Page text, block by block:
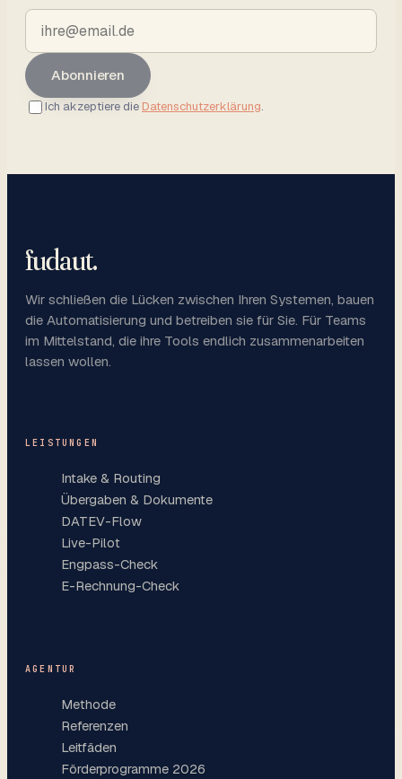
Abonnieren
Ich akzeptiere die Datenschutzerklärung.
fudaut.
Wir schließen die Lücken zwischen Ihren Systemen, bauen
die Automatisierung und betreiben sie für Sie. Für Teams
im Mittelstand, die ihre Tools endlich zusammenarbeiten
lassen wollen.
LEISTUNGEN
Intake & Routing
Übergaben & Dokumente
DATEV-Flow
Live-Pilot
Engpass-Check
E-Rechnung-Check
AGENTUR
Methode
Referenzen
Leitfäden
Förderprogramme 2026